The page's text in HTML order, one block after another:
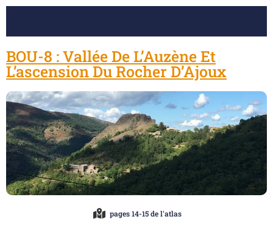
BOU-8 : Vallée De L’Auzène Et
L’ascension Du Rocher D’Ajoux
pages 14-15 de l'atlas